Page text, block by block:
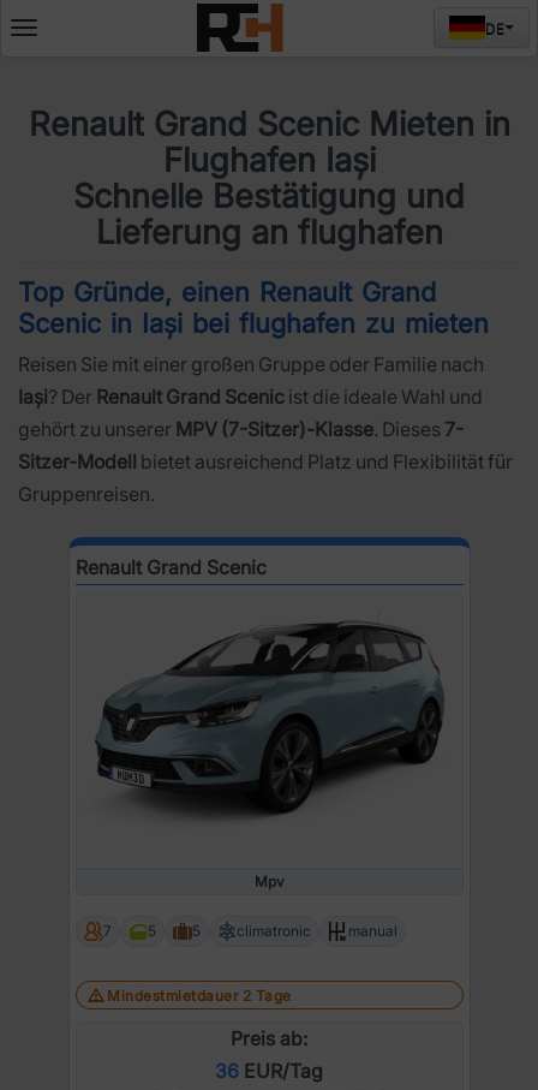
Deschide
DE
Renault Grand Scenic Mieten in
Flughafen Iași
Schnelle Bestätigung und
Lieferung an flughafen
Top Gründe, einen Renault Grand
Scenic in Iași bei flughafen zu mieten
Reisen Sie mit einer großen Gruppe oder Familie nach
Iași? Der Renault Grand Scenic ist die ideale Wahl und
gehört zu unserer MPV (7-Sitzer)-Klasse. Dieses 7-
Sitzer-Modell bietet ausreichend Platz und Flexibilität für
Gruppenreisen.
Renault Grand Scenic
Mpv
7 5 5 climatronic manual
Mindestmietdauer 2 Tage
Preis ab:
36 EUR/Tag